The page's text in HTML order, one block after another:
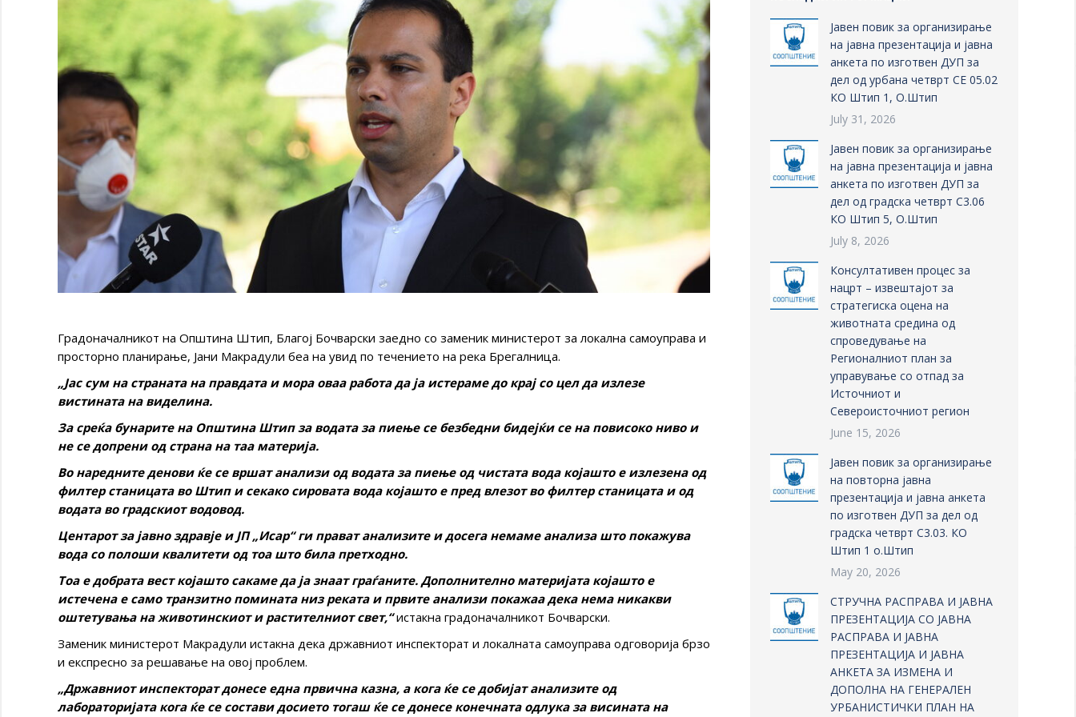
Градоначалникот на Општина Штип, Благој Бочварски заедно со заменик министерот за локална самоуправа и
просторно планирање, Јани Макрадули беа на увид по течението на река Брегалница.
„Јас сум на страната на правдата и мора оваа работа да ја истераме до крај со цел да излезе
вистината на виделина.
За среќа бунарите на Општина Штип за водата за пиење се безбедни бидејќи се на повисоко ниво и
не се допрени од страна на таа материја.
Во наредните денови ќе се вршат анализи од водата за пиење од чистата вода којашто е излезена од
филтер станицата во Штип и секако сировата вода којашто е пред влезот во филтер станицата и од
водата во градскиот водовод.
Центарот за јавно здравје и ЈП „Исар“ ги прават анализите и досега немаме анализа што покажува
вода со полоши квалитети од тоа што била претходно.
Тоа е добрата вест којашто сакаме да ја знаат граѓаните. Дополнително материјата којашто е
истечена е само транзитно помината низ реката и првите анализи покажаа дека нема никакви
оштетувања на животинскиот и растителниот свет,“истакна градоначалникот Бочварски.
Заменик министерот Макрадули истакна дека државниот инспекторат и локалната самоуправа одговорија брзо
и експресно за решавање на овој проблем.
„Државниот инспекторат донесе една првична казна, а кога ќе се добијат анализите од
лабораторијата кога ќе се состави досието тогаш ќе се донесе конечната одлука за висината на
Јавен повик за организирање
на јавна презентација и јавна
анкета по изготвен ДУП за
дел од урбана четврт СЕ 05.02
КО Штип 1, О.Штип
July 31, 2026
Јавен повик за организирање
на јавна презентација и јавна
анкета по изготвен ДУП за
дел од градска четврт С3.06
КО Штип 5, О.Штип
July 8, 2026
Консултативен процес за
нацрт – извештајот за
стратегиска оцена на
животната средина од
спроведување на
Регионалниот план за
управување со отпад за
Источниот и
Североисточниот регион
June 15, 2026
Јавен повик за организирање
на повторна јавна
презентација и јавна анкета
по изготвен ДУП за дел од
градска четврт С3.03. КО
Штип 1 о.Штип
May 20, 2026
СТРУЧНА РАСПРАВА И ЈАВНА
ПРЕЗЕНТАЦИЈА СО ЈАВНА
РАСПРАВА И ЈАВНА
ПРЕЗЕНТАЦИЈА И ЈАВНА
АНКЕТА ЗА ИЗМЕНА И
ДОПОЛНА НА ГЕНЕРАЛЕН
УРБАНИСТИЧКИ ПЛАН НА